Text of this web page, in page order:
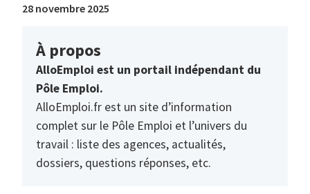
28 novembre 2025
À propos
AlloEmploi est un portail indépendant du
Pôle Emploi.
AlloEmploi.fr est un site d’information
complet sur le Pôle Emploi et l’univers du
travail : liste des agences, actualités,
dossiers, questions réponses, etc.